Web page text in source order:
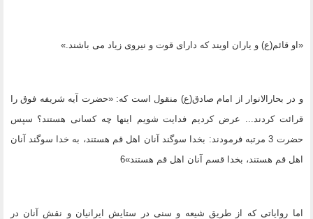
«او قائم(ع) و یاران اویند که داراى قوت و نیروى زیاد مى باشند.»
و در بحارالانوار از امام صادق(ع) منقول است که: «حضرت آیه شریفه فوق را
قرائت کردند... عرض کردیم فدایت شویم اینها چه کسانى هستند؟ سپس
حضرت 3 مرتبه فرمودند: بخدا سوگند آنان اهل قم هستند، به خدا سوگند آنان
اهل قم هستند، بخدا قسم آنان اهل قم هستند»6
اما روایاتى که از طریق شیعه و سنى در ستایش ایرانیان و نقش آنان در